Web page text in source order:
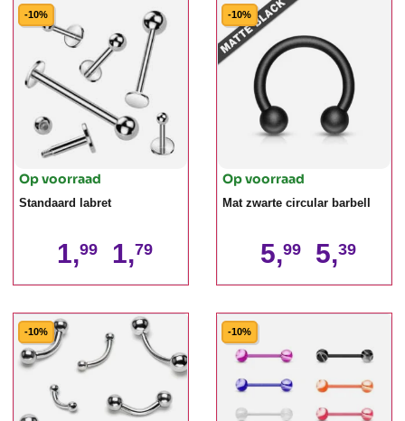
-10%
Op voorraad
Standaard labret
1,99 1,79
-10%
Op voorraad
Mat zwarte circular barbell
5,99 5,39
-10% -10%